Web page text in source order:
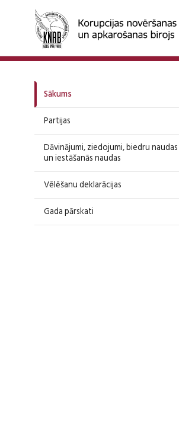
Sākums
Partijas
Dāvinājumi, ziedojumi, biedru naudas
un iestāšanās naudas
Vēlēšanu deklarācijas
Gada pārskati